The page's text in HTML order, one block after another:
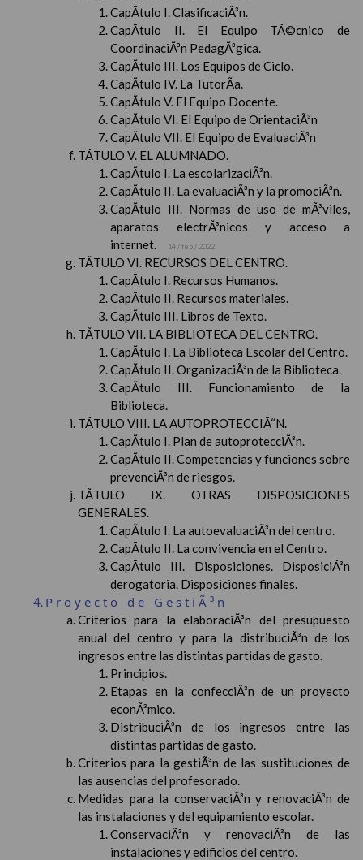
CapÃ­tulo I. ClasificaciÃ³n.
CapÃ­tulo II. El Equipo TÃ©cnico de
CoordinaciÃ³n PedagÃ³gica.
CapÃ­tulo III. Los Equipos de Ciclo.
CapÃ­tulo IV. La TutorÃ­a.
CapÃ­tulo V. El Equipo Docente.
CapÃ­tulo VI. El Equipo de OrientaciÃ³n
CapÃ­tulo VII. El Equipo de EvaluaciÃ³n
TÃTULO V. EL ALUMNADO.
CapÃ­tulo I. La escolarizaciÃ³n.
CapÃ­tulo II. La evaluaciÃ³n y la promociÃ³n.
CapÃ­tulo III. Normas de uso de mÃ³viles,
aparatos electrÃ³nicos y acceso a
internet.
14 / feb / 2022
TÃTULO VI. RECURSOS DEL CENTRO.
CapÃ­tulo I. Recursos Humanos.
CapÃ­tulo II. Recursos materiales.
CapÃ­tulo III. Libros de Texto.
TÃTULO VII. LA BIBLIOTECA DEL CENTRO.
CapÃ­tulo I. La Biblioteca Escolar del Centro.
CapÃ­tulo II. OrganizaciÃ³n de la Biblioteca.
CapÃ­tulo III. Funcionamiento de la
Biblioteca.
TÃTULO VIII. LA AUTOPROTECCIÃ“N.
CapÃ­tulo I. Plan de autoprotecciÃ³n.
CapÃ­tulo II. Competencias y funciones sobre
prevenciÃ³n de riesgos.
TÃTULO IX. OTRAS DISPOSICIONES
GENERALES.
CapÃ­tulo I. La autoevaluaciÃ³n del centro.
CapÃ­tulo II. La convivencia en el Centro.
CapÃ­tulo III. Disposiciones. DisposiciÃ³n
derogatoria. Disposiciones finales.
Proyecto de GestiÃ³n
Criterios para la elaboraciÃ³n del presupuesto
anual del centro y para la distribuciÃ³n de los
ingresos entre las distintas partidas de gasto.
Principios.
Etapas en la confecciÃ³n de un proyecto
econÃ³mico.
DistribuciÃ³n de los ingresos entre las
distintas partidas de gasto.
Criterios para la gestiÃ³n de las sustituciones de
las ausencias del profesorado.
Medidas para la conservaciÃ³n y renovaciÃ³n de
las instalaciones y del equipamiento escolar.
ConservaciÃ³n y renovaciÃ³n de las
instalaciones y edificios del centro.